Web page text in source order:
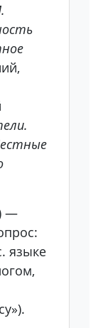
—
языке